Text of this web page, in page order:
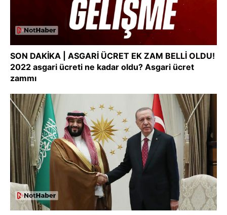
SON DAKİKA | ASGARİ ÜCRET EK ZAM BELLİ OLDU!
2022 asgari ücreti ne kadar oldu? Asgari ücret
zammı